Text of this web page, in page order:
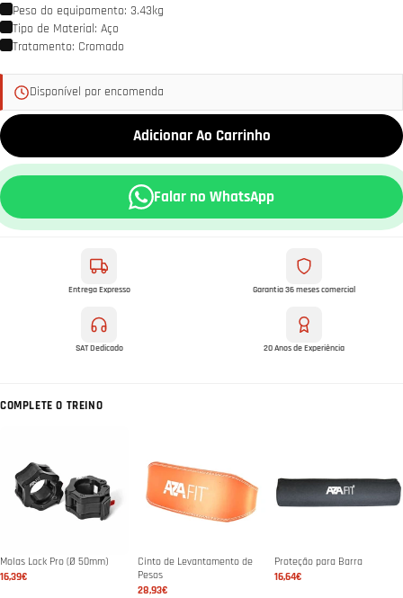
Peso do equipamento: 3.43kg
Tipo de Material: Aço
Tratamento: Cromado
Disponível por encomenda
Adicionar Ao Carrinho
Falar no WhatsApp
Entrega Expresso Garantia 36 meses comercial
SAT Dedicado 20 Anos de Experiência
COMPLETE O TREINO
Molas Lock Pro (Ø 50mm)
16,39€
Cinto de Levantamento de
Pesos
28,93€
Proteção para Barra
16,64€